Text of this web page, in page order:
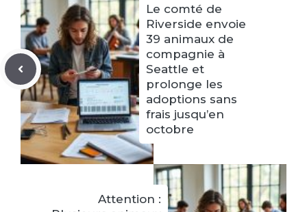
Le comté de
Riverside envoie
39 animaux de
compagnie à
Seattle et
prolonge les
adoptions sans
frais jusqu’en
octobre
Attention :